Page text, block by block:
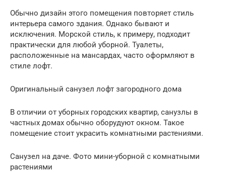
Обычно дизайн этого помещения повторяет стиль
интерьера самого здания. Однако бывают и
исключения. Морской стиль, к примеру, подходит
практически для любой уборной. Туалеты,
расположенные на мансардах, часто оформляют в
стиле лофт.
Оригинальный санузел лофт загородного дома
В отличии от уборных городских квартир, санузлы в
частных домах обычно оборудуют окном. Такое
помещение стоит украсить комнатными растениями.
Санузел на даче. Фото мини-уборной с комнатными
растениями